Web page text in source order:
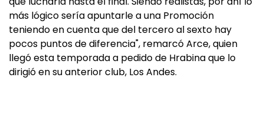
más lógico sería apuntarle a una Promoción
teniendo en cuenta que del tercero al sexto hay
pocos puntos de diferencia", remarcó Arce, quien
llegó esta temporada a pedido de Hrabina que lo
dirigió en su anterior club, Los Andes.